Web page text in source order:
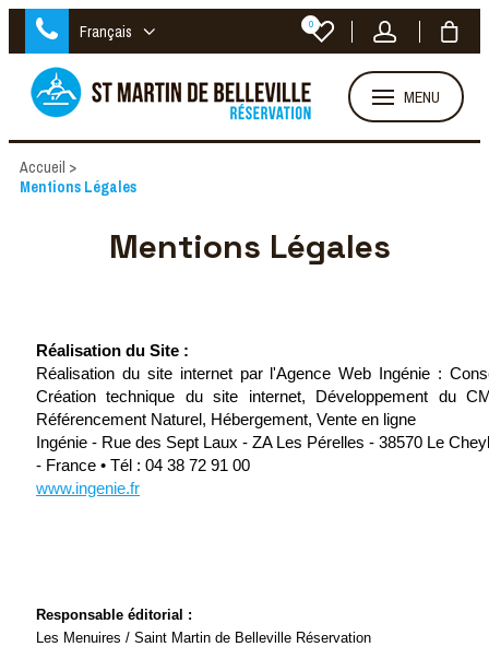
Français 0
MENU
Accueil >
Mentions Légales
Mentions Légales
Réalisation du Site :
Réalisation du site internet par l'Agence Web Ingénie :
Création technique du site internet, Développement du
Référencement Naturel, Hébergement, Vente en ligne
Ingénie - Rue des Sept Laux - ZA Les Pérelles - 38570 Le
- France • Tél : 04 38 72 91 00
www.ingenie.fr
Responsable éditorial :
Les Menuires / Saint Martin de Belleville Réservation